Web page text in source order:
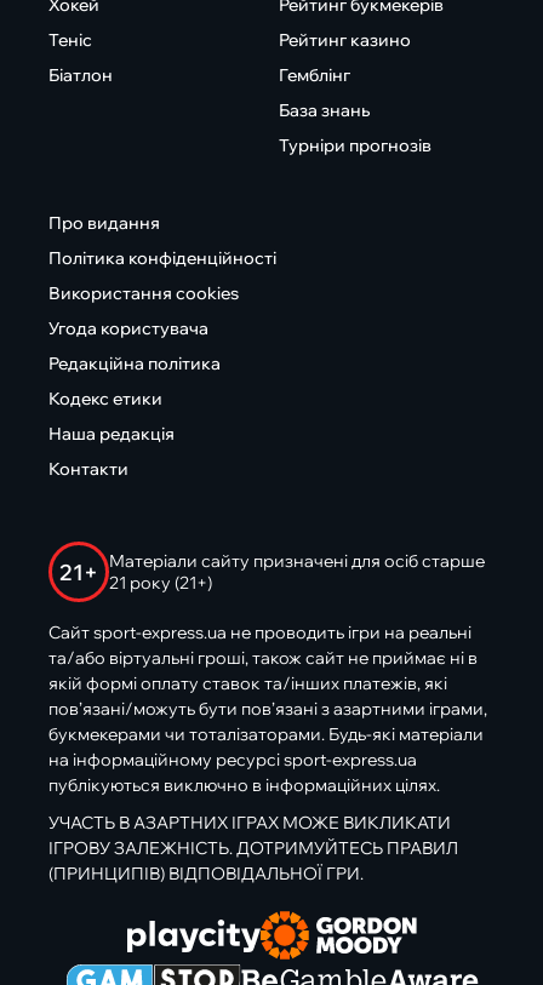
Хокей
Теніс
Біатлон
Рейтинг букмекерів
Рейтинг казино
Гемблінг
База знань
Турніри прогнозів
Про видання
Політика конфіденційності
Використання cookies
Угода користувача
Редакційна політика
Кодекс етики
Наша редакція
Контакти
21+
Матеріали сайту призначені для осіб старше
21 року (21+)
Сайт sport-express.ua не проводить ігри на реальні
та/або віртуальні гроші, також сайт не приймає ні в
якій формі оплату ставок та/інших платежів, які
пов’язані/можуть бути пов’язані з азартними іграми,
букмекерами чи тоталізаторами. Будь-які матеріали
на інформаційному ресурсі sport-express.ua
публікуються виключно в інформаційних цілях.
УЧАСТЬ В АЗАРТНИХ ІГРАХ МОЖЕ ВИКЛИКАТИ
ІГРОВУ ЗАЛЕЖНІСТЬ. ДОТРИМУЙТЕСЬ ПРАВИЛ
(ПРИНЦИПІВ) ВІДПОВІДАЛЬНОЇ ГРИ.